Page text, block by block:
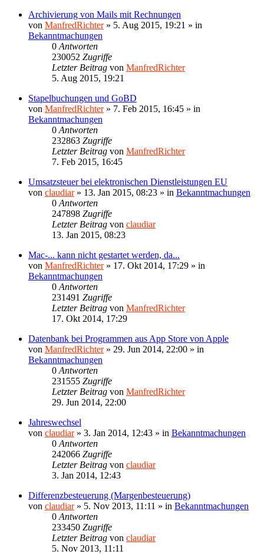
Archivierung von Mails mit Rechnungen
von ManfredRichter» 5. Aug 2015, 19:21 » in
Bekanntmachungen
0 Antworten
230052 Zugriffe
Letzter Beitrag von ManfredRichter
5. Aug 2015, 19:21
Stapelbuchungen und GoBD
von ManfredRichter» 7. Feb 2015, 16:45 » in
Bekanntmachungen
0 Antworten
232863 Zugriffe
Letzter Beitrag von ManfredRichter
7. Feb 2015, 16:45
Umsatzsteuer bei elektronischen Dienstleistungen EU
von claudiar» 13. Jan 2015, 08:23 » in Bekanntmachungen
0 Antworten
247898 Zugriffe
Letzter Beitrag von claudiar
13. Jan 2015, 08:23
Mac-... kann nicht gestartet werden, da...
von ManfredRichter» 17. Okt 2014, 17:29 » in
Bekanntmachungen
0 Antworten
231491 Zugriffe
Letzter Beitrag von ManfredRichter
17. Okt 2014, 17:29
Datenbank bei Programmen aus App Store von Apple
von ManfredRichter» 29. Jun 2014, 22:00 » in
Bekanntmachungen
0 Antworten
231555 Zugriffe
Letzter Beitrag von ManfredRichter
29. Jun 2014, 22:00
Jahreswechsel
von claudiar» 3. Jan 2014, 12:43 » in Bekanntmachungen
0 Antworten
242066 Zugriffe
Letzter Beitrag von claudiar
3. Jan 2014, 12:43
Differenzbesteuerung (Margenbesteuerung)
von claudiar» 5. Nov 2013, 11:11 » in Bekanntmachungen
0 Antworten
233450 Zugriffe
Letzter Beitrag von claudiar
5. Nov 2013, 11:11